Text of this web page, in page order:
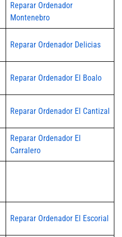
Reparar Ordenador
Montenebro
Reparar Ordenador Delicias
Reparar Ordenador El Boalo
Reparar Ordenador El Cantizal
Reparar Ordenador El
Carralero
Reparar Ordenador El Escorial